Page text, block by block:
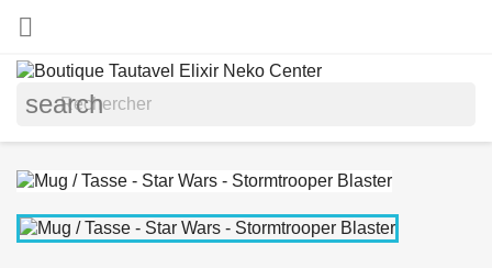

search